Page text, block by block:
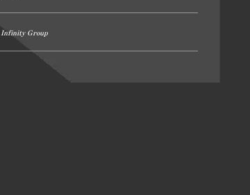
Infinity Group